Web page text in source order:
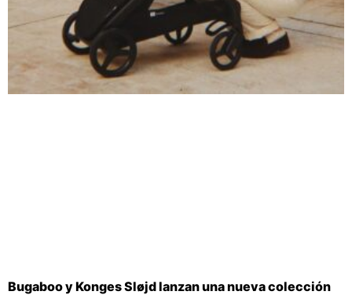
Bugaboo y Konges Sløjd lanzan una nueva colección